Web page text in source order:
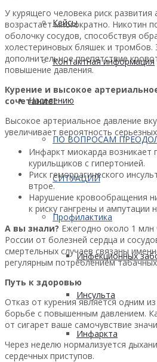
Кейсы
Контактная информация
Населению
ПО ВОПРОСАМ
СИТУАЦИЙ
Профилактика
Инфекционных
Инсульта
Инфаркта
У курящего человека риск развития
возрастает многократно. Никотин
оболочку сосудов, способствуя
холестериновых бляшек и тромбов.
дополнительное препятствие
повышение давления.
Курение и высокое
сочетание!
Высокое артериальное давление
увеличивает вероятность
Инфаркт миокарда возникает
курильщиков с гипертонией.
Риск геморрагического
втрое.
Нарушение кровообращения
к риску гангрены и ампутации
А вы знали? Ежегодно около 1 млн
России от болезней сердца и
смертельных случаев связаны
регулярным потреблением
Путь к здоровью
Отказ от курения является одним
борьбе с повышенным давлением.
от сигарет ваше самочувствие
Через неделю нормализуется
сердечных приступов.